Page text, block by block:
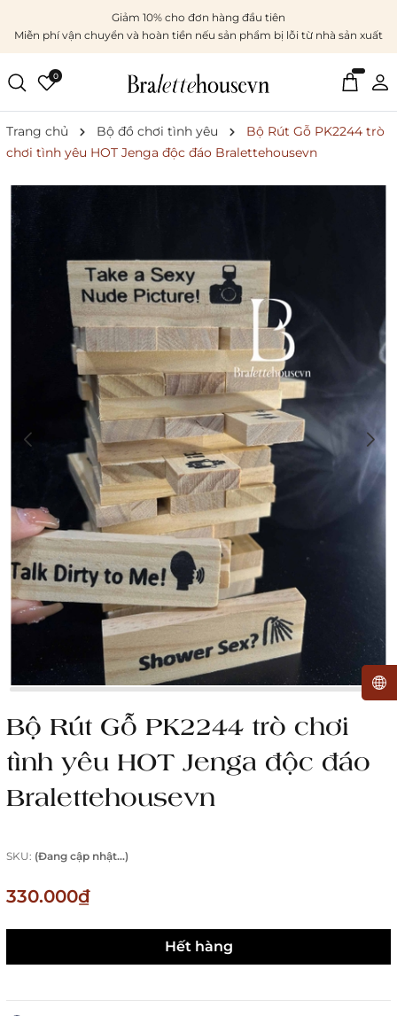
Giảm 10% cho đơn hàng đầu tiên
Miễn phí vận chuyển và hoàn tiền nếu sản phẩm bị lỗi từ nhà sản xuất
0
Trang chủ Bộ đồ chơi tình yêu
Bộ Rút Gỗ PK2244 trò
chơi tình yêu HOT Jenga độc đáo Bralettehousevn
Bộ Rút Gỗ PK2244 trò chơi
tình yêu HOT Jenga độc đáo
Bralettehousevn
SKU: (Đang cập nhật...)
330.000₫
Hết hàng